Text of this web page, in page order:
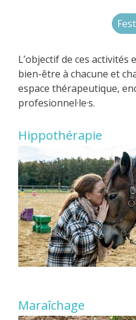
L’objectif de ces activités
bien-être à chacune et
espace thérapeutique,
profesionnel·le·s.
Hippothérapie
Maraîchage